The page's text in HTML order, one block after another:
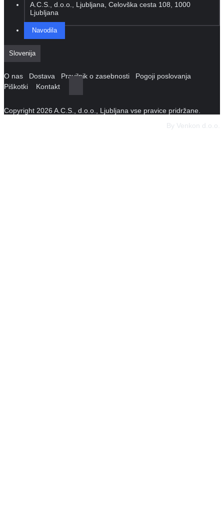
A.C.S., d.o.o., Ljubljana, Celovška cesta 108, 1000
Ljubljana
Navodila
Slovenija
O nas Dostava Pravilnik o zasebnosti Pogoji poslovanja
Piškotki
Kontakt
Copyright 2026 A.C.S., d.o.o., Ljubljana vse pravice pridržane.
By Venkon d.o.o.